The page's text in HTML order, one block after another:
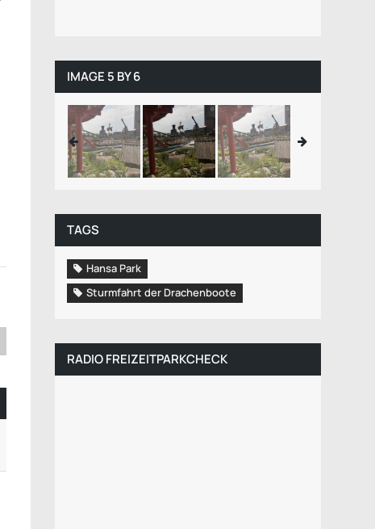
IMAGE 5 BY 6
TAGS
Hansa Park
Sturmfahrt der Drachenboote
RADIO FREIZEITPARKCHECK